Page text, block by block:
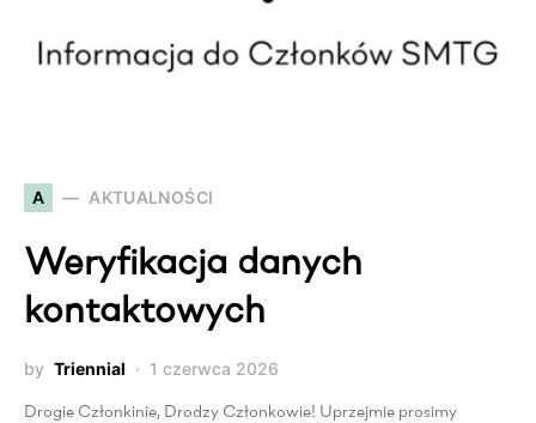
A AKTUALNOŚCI
Weryfikacja danych
kontaktowych
by Triennial 1 czerwca 2026
Drogie Członkinie, Drodzy Członkowie! Uprzejmie prosimy